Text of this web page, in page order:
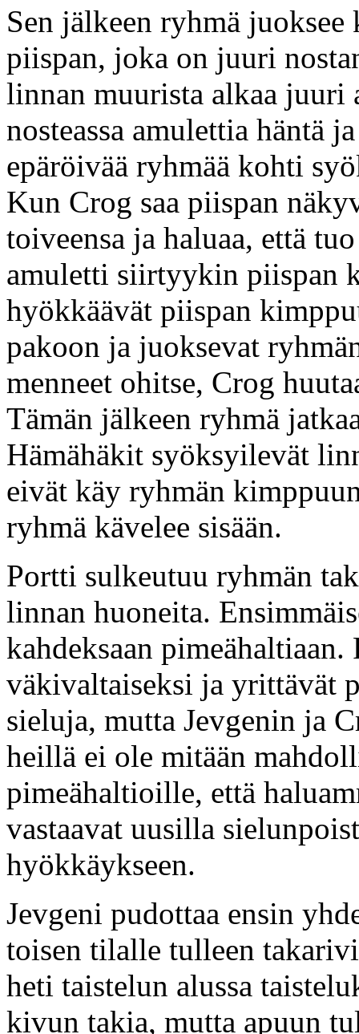
Sen jälkeen ryhmä
piispan, joka on juuri
linnan muurista alkaa juuri
nosteassa amulettia häntä
epäröivää ryhmää kohti
Kun Crog saa piispan
toiveensa ja haluaa, että
amuletti siirtyykin piispan
hyökkäävät piispan
pakoon ja juoksevat
menneet ohitse, Crog
Tämän jälkeen ryhmä
Hämähäkit syöksyilevät
eivät käy ryhmän
ryhmä kävelee sisään.
Portti sulkeutuu ryhmän
linnan huoneita.
kahdeksaan
väkivaltaiseksi ja yrittävät
sieluja, mutta Jevgenin ja
heillä ei ole mitään
pimeähaltioille, että
vastaavat uusilla
hyökkäykseen.
Jevgeni pudottaa ensin
toisen tilalle tulleen
heti taistelun alussa
kivun takia, mutta apuun